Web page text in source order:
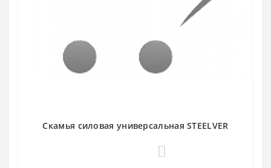
Скамья силовая универсальная STEELVER